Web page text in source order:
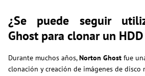
¿Se puede seguir
Ghost para clonar un
Durante muchos años,Norton Ghost fue
clonación y creación de imágenes de disco